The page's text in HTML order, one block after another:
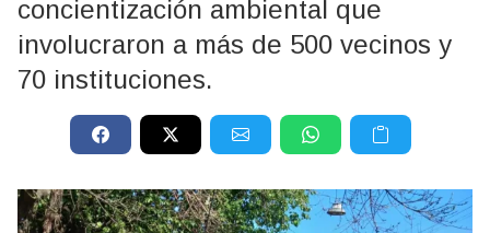
concientización ambiental que
involucraron a más de 500 vecinos y
70 instituciones.